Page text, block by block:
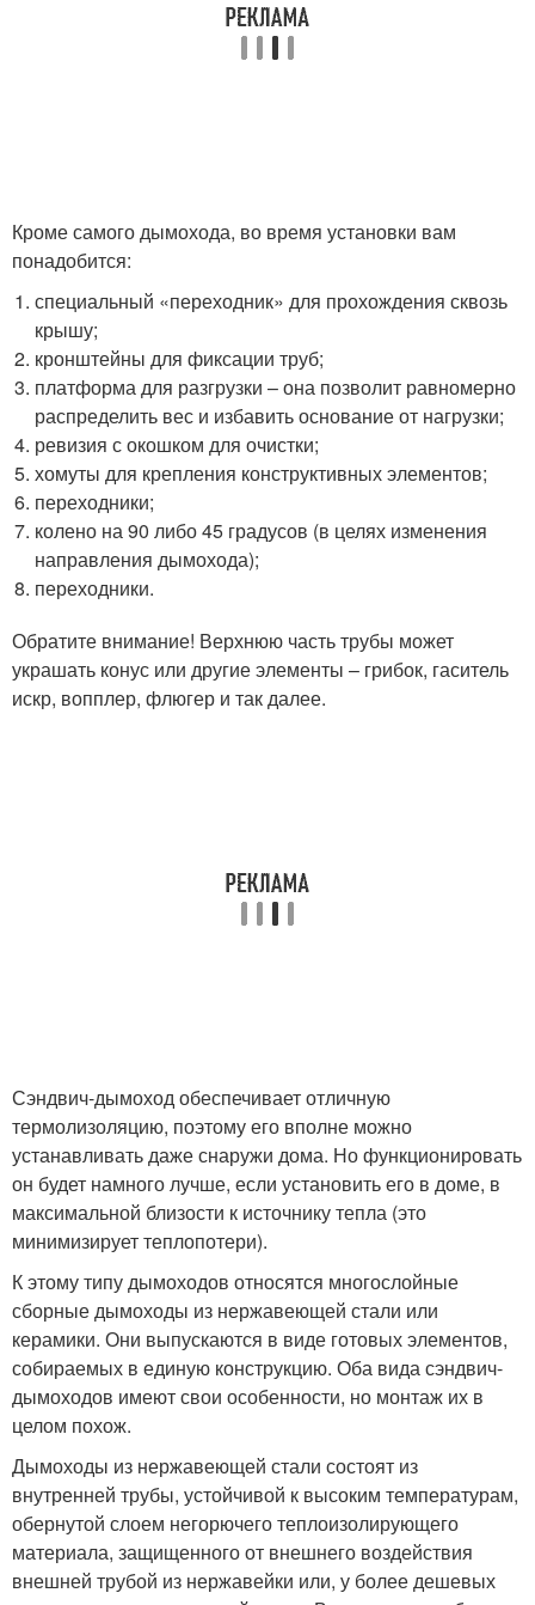
Кроме самого дымохода, во время установки вам
понадобится:
специальный «переходник» для прохождения сквозь
крышу;
кронштейны для фиксации труб;
платформа для разгрузки – она позволит равномерно
распределить вес и избавить основание от нагрузки;
ревизия с окошком для очистки;
хомуты для крепления конструктивных элементов;
переходники;
колено на 90 либо 45 градусов (в целях изменения
направления дымохода);
переходники.
Обратите внимание! Верхнюю часть трубы может
украшать конус или другие элементы – грибок, гаситель
искр, вопплер, флюгер и так далее.
Сэндвич-дымоход обеспечивает отличную
термолизоляцию, поэтому его вполне можно
устанавливать даже снаружи дома. Но функционировать
он будет намного лучше, если установить его в доме, в
максимальной близости к источнику тепла (это
минимизирует теплопотери).
К этому типу дымоходов относятся многослойные
сборные дымоходы из нержавеющей стали или
керамики. Они выпускаются в виде готовых элементов,
собираемых в единую конструкцию. Оба вида сэндвич-
дымоходов имеют свои особенности, но монтаж их в
целом похож.
Дымоходы из нержавеющей стали состоят из
внутренней трубы, устойчивой к высоким температурам,
обернутой слоем негорючего теплоизолирующего
материала, защищенного от внешнего воздействия
внешней трубой из нержавейки или, у более дешевых